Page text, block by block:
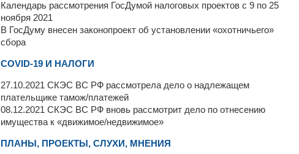
Календарь рассмотрения ГосДумой налоговых проектов с 9 по 25
ноября 2021
В ГосДуму внесен законопроект об установлении «охотничьего»
сбора
COVID-19 И НАЛОГИ
27.10.2021 СКЭС ВС РФ рассмотрела дело о надлежащем
плательщике тамож/платежей
08.12.2021 СКЭС ВС РФ вновь рассмотрит дело по отнесению
имущества к «движимое/недвижимое»
ПЛАНЫ, ПРОЕКТЫ, СЛУХИ, МНЕНИЯ